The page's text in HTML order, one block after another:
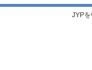
JYP